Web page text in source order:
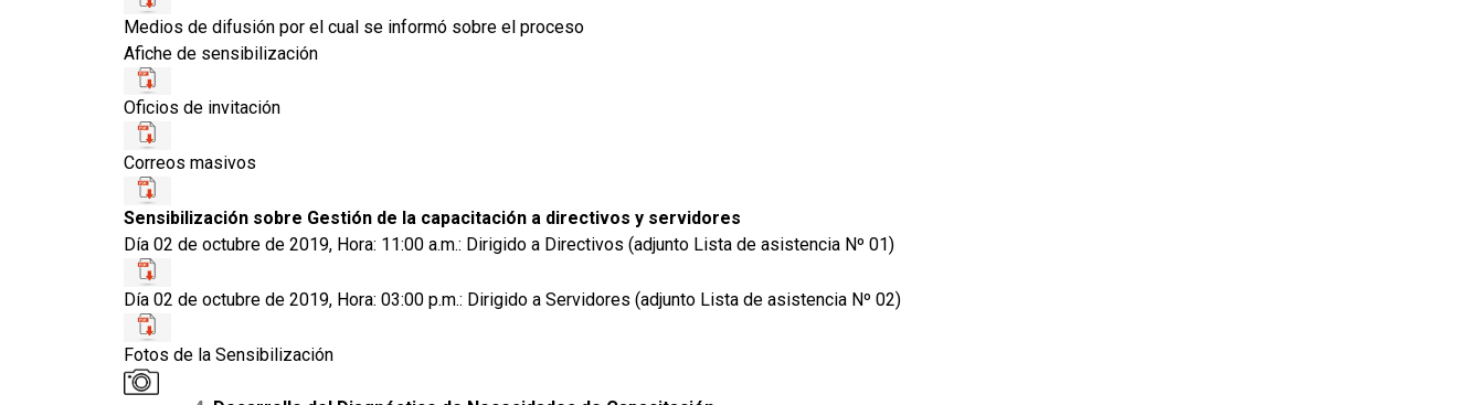
Medios de difusión por el cual se informó sobre el proceso
Afiche de sensibilización
Oficios de invitación
Correos masivos
Sensibilización sobre Gestión de la capacitación a directivos y servidores
Día 02 de octubre de 2019, Hora: 11:00 a.m.: Dirigido a Directivos (adjunto Lista de asistencia Nº 01)
Día 02 de octubre de 2019, Hora: 03:00 p.m.: Dirigido a Servidores (adjunto Lista de asistencia Nº 02)
Fotos de la Sensibilización